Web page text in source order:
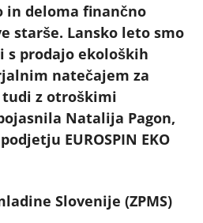
in deloma finančno
starše. Lansko leto smo
s prodajo ekoloških
natečajem za
tudi z otroškimi
Natalija Pagon,
EUROSPIN EKO
Slovenije (ZPMS)